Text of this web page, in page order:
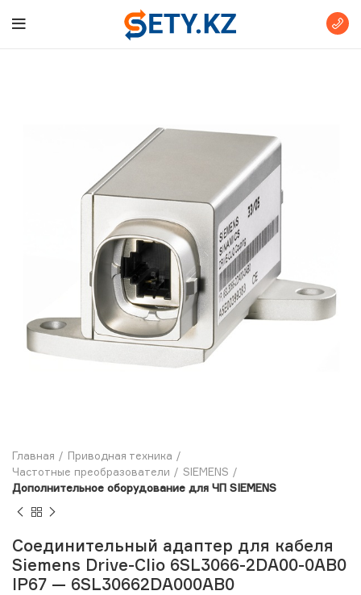
Главная
Приводная техника
Частотные преобразователи
SIEMENS
Дополнительное оборудование для ЧП SIEMENS
Соединительный адаптер для кабеля
Siemens Drive-Clio 6SL3066-2DA00-0AB0
IP67 — 6SL30662DA000AB0